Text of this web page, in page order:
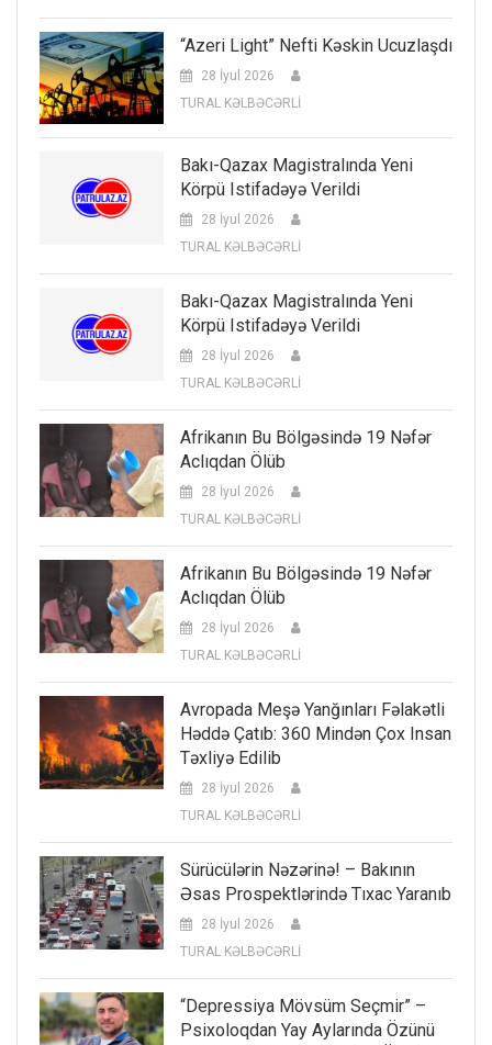
“Azeri Light” Nefti Kəskin Ucuzlaşdı
28 İyul 2026
TURAL KƏLBƏCƏRLİ
Bakı-Qazax Magistralında Yeni
Körpü Istifadəyə Verildi
28 İyul 2026
TURAL KƏLBƏCƏRLİ
Bakı-Qazax Magistralında Yeni
Körpü Istifadəyə Verildi
28 İyul 2026
TURAL KƏLBƏCƏRLİ
Afrikanın Bu Bölgəsində 19 Nəfər
Aclıqdan Ölüb
28 İyul 2026
TURAL KƏLBƏCƏRLİ
Afrikanın Bu Bölgəsində 19 Nəfər
Aclıqdan Ölüb
28 İyul 2026
TURAL KƏLBƏCƏRLİ
Avropada Meşə Yanğınları Fəlakətli
Həddə Çatıb: 360 Mindən Çox Insan
Təxliyə Edilib
28 İyul 2026
TURAL KƏLBƏCƏRLİ
Sürücülərin Nəzərinə! – Bakının
Əsas Prospektlərində Tıxac Yaranıb
28 İyul 2026
TURAL KƏLBƏCƏRLİ
“Depressiya Mövsüm Seçmir” –
Psixoloqdan Yay Aylarında Özünü